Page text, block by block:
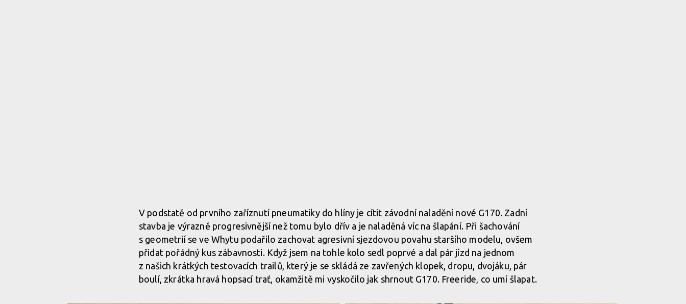
V podstatě od prvního zaříznutí pneumatiky do hlíny je cítit závodní naladění nové G170. Zadní
stavba je výrazně progresivnější než tomu bylo dřív a je naladěná víc na šlapání. Při šachování
s geometrií se ve Whytu podařilo zachovat agresivní sjezdovou povahu staršího modelu, ovšem
přidat pořádný kus zábavnosti. Když jsem na tohle kolo sedl poprvé a dal pár jízd na jednom
z našich krátkých testovacích trailů, který je se skládá ze zavřených klopek, dropu, dvojáku, pár
boulí, zkrátka hravá hopsací trať, okamžitě mi vyskočilo jak shrnout G170. Freeride, co umí šlapat.